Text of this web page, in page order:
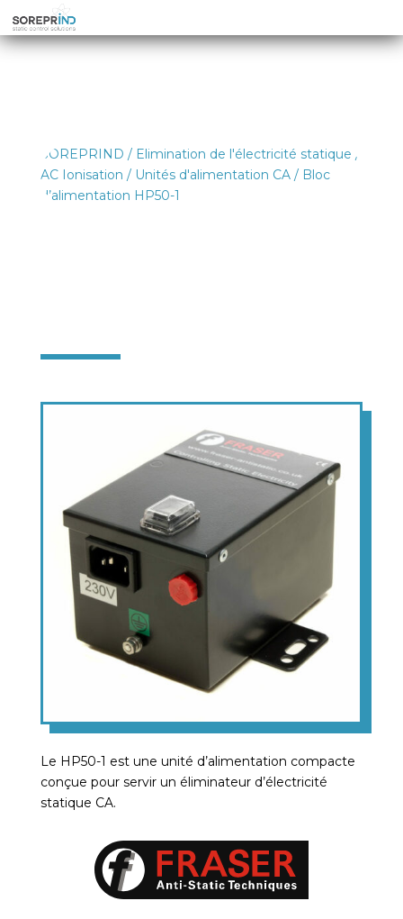
SOREPRIND / Elimination de l'électricité statique /
AC Ionisation / Unités d'alimentation CA/ Bloc
d’alimentation HP50-1
Le HP50-1 est une unité d’alimentation compacte
conçue pour servir un éliminateur d’électricité
statique CA.